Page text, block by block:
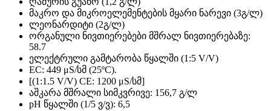
მაკრო და მიკროელემენტების მყარი ნარევი (3გ/ლ)
ლეონარდიტი (2გ/ლ)
ორგანული ნივთიერებები მშრალ ნივთიერებაზე:
58.7
ელექტრული გამტარობა წყალში (1:5 V/V)
EC: 449 μS/სმ (25ºC).
[(1:1.5 V/V) CE: 1200 μS/სმ]
აშკარა მშრალი სიმკვრივე: 156,7 გ/ლ
pH წყალში (1/5 ვ/ვ): 6,5